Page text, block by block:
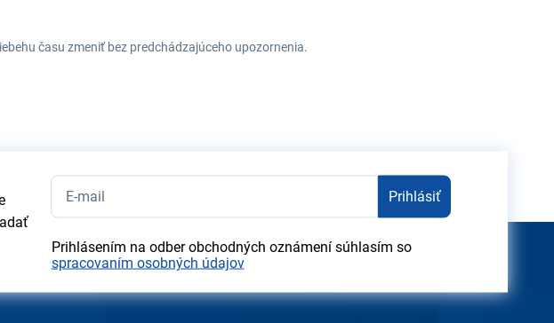
času zmeniť bez predchádzajúceho upozornenia.
Prihlásiť
Prihlásením na odber obchodných oznámení súhlasím so
spracovaním osobných údajov